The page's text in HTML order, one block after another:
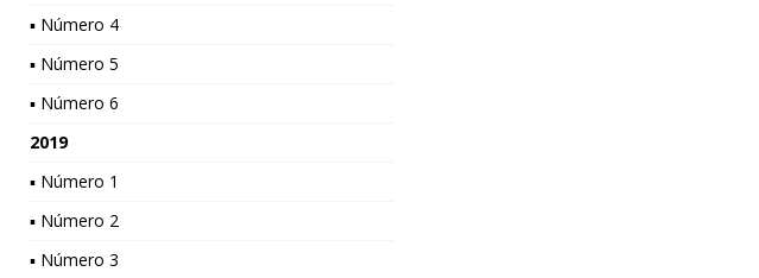
▪ Número 4
▪ Número 5
▪ Número 6
2019
▪ Número 1
▪ Número 2
▪ Número 3